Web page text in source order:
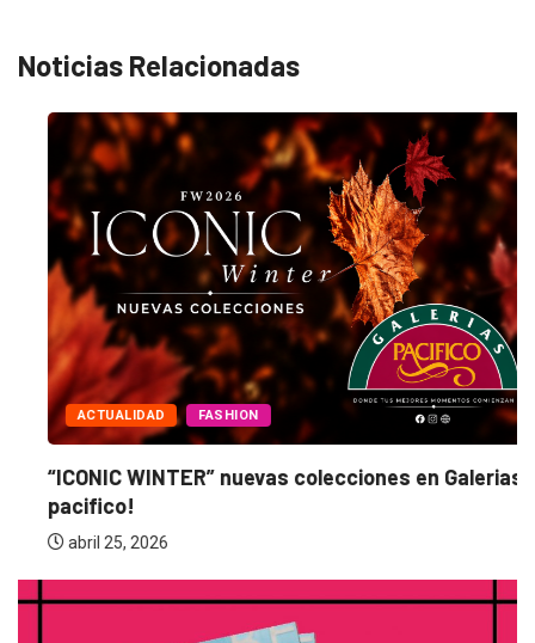
Noticias Relacionadas
ACTUALIDAD FASHION
“ICONIC WINTER” nuevas colecciones en Galerias
pacifico!
abril 25, 2026